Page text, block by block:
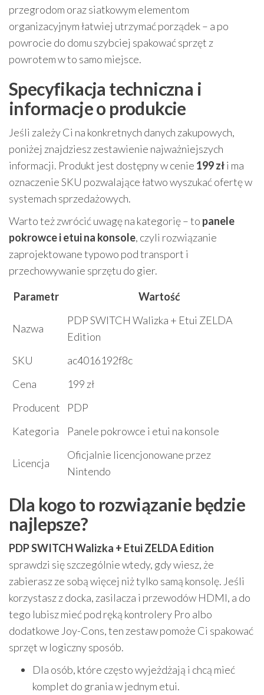
przegrodom oraz siatkowym elementom
organizacyjnym łatwiej utrzymać porządek – a po
powrocie do domu szybciej spakować sprzęt z
powrotem w to samo miejsce.
Specyfikacja techniczna i
informacje o produkcie
Jeśli zależy Ci na konkretnych danych zakupowych,
poniżej znajdziesz zestawienie najważniejszych
informacji. Produkt jest dostępny w cenie 199 złi ma
oznaczenie SKU pozwalające łatwo wyszukać ofertę w
systemach sprzedażowych.
Warto też zwrócić uwagę na kategorię – to panele
pokrowce i etui na konsole, czyli rozwiązanie
zaprojektowane typowo pod transport i
przechowywanie sprzętu do gier.
Parametr
Wartość
Nazwa
PDP SWITCH Walizka + Etui ZELDA
Edition
SKU
ac4016192f8c
Cena
199 zł
Producent
PDP
Kategoria
Panele pokrowce i etui na konsole
Licencja
Oficjalnie licencjonowane przez
Nintendo
Dla kogo to rozwiązanie będzie
najlepsze?
PDP SWITCH Walizka + Etui ZELDA Edition
sprawdzi się szczególnie wtedy, gdy wiesz, że
zabierasz ze sobą więcej niż tylko samą konsolę. Jeśli
korzystasz z docka, zasilacza i przewodów HDMI, a do
tego lubisz mieć pod ręką kontrolery Pro albo
dodatkowe Joy-Cons, ten zestaw pomoże Ci spakować
sprzęt w logiczny sposób.
Dla osób, które często wyjeżdżają i chcą mieć
komplet do grania w jednym etui.